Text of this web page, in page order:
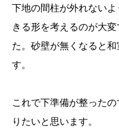
下地の間柱が外れない
きる形を考えるのが大
た。砂壁が無くなると
す。
これで下準備が整った
りたいと思います。